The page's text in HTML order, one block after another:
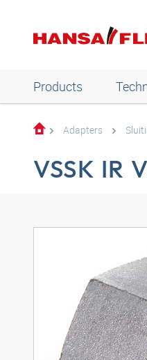
Products
Adapters
VSSK IR